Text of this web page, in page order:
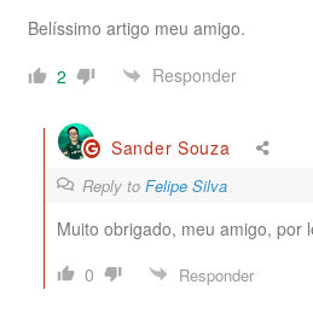
Belíssimo artigo meu amigo.
2
Responder
Sander Souza
Reply to Felipe Silva
Muito obrigado, meu amigo, por
0
Responder